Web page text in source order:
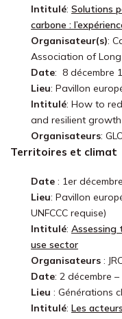
Intitulé: Solutions
carbone :
Organisateur(s):
Association of
Date: 8 décembre
Lieu: Pavillon
Intitulé: How to
and resilient growth
Organisateurs:
Territoires et climat
Date : 1er
Lieu: Pavillon
UNFCCC requise)
Intitulé: Assessing
use sector
Organisateurs :
Date: 2 décembre
Lieu : Générations
Intitulé: Les